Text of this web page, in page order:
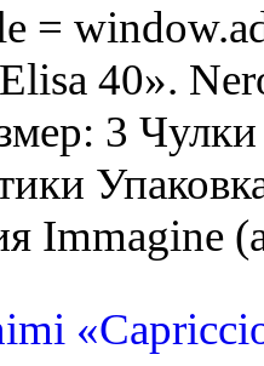
=
40».
3
Immagine